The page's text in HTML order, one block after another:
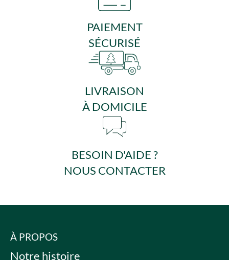
PAIEMENT
SÉCURISÉ
LIVRAISON
À DOMICILE
BESOIN D'AIDE ?
NOUS CONTACTER
À PROPOS
Notre histoire